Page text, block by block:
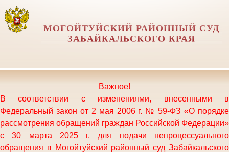
МОГОЙТУЙСКИЙ РАЙОННЫЙ СУД
ЗАБАЙКАЛЬСКОГО КРАЯ
Важное!
В соответствии с изменениями, внесенными в
Федеральный закон от 2 мая 2006 г. № 59-ФЗ «О порядке
рассмотрения обращений граждан Российской Федерации»
с 30 марта 2025 г. для подачи непроцессуального
обращения в Могойтуйский районный суд Забайкальского